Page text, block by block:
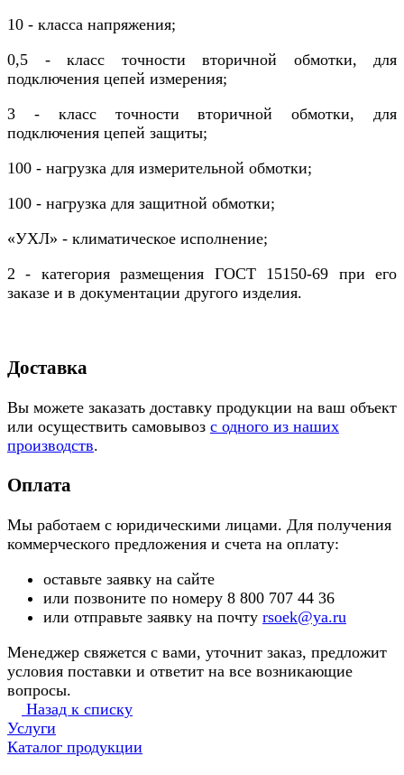
10 - класса напряжения;
0,5 - класс точности вторичной обмотки, для
подключения цепей измерения;
3 - класс точности вторичной обмотки, для
подключения цепей защиты;
100 - нагрузка для измерительной обмотки;
100 - нагрузка для защитной обмотки;
«УХЛ» - климатическое исполнение;
2 - категория размещения ГОСТ 15150-69 при его
заказе и в документации другого изделия.
Доставка
Вы можете заказать доставку продукции на ваш объект
или осуществить самовывоз с одного из наших
производств.
Оплата
Мы работаем с юридическими лицами. Для получения
коммерческого предложения и счета на оплату:
оставьте заявку на сайте
или позвоните по номеру 8 800 707 44 36
или отправьте заявку на почту rsoek@ya.ru
Менеджер свяжется с вами, уточнит заказ, предложит
условия поставки и ответит на все возникающие
вопросы.
Назад к списку
Услуги
Каталог продукции